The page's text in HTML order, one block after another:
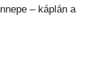
– káplán a